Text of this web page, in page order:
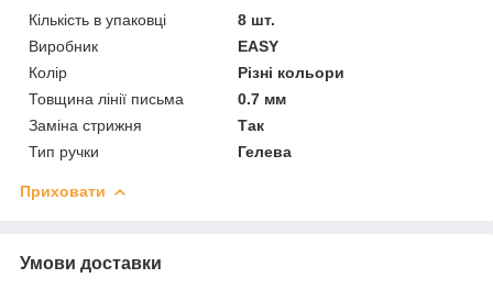
Кількість в упаковці
8 шт.
Виробник
EASY
Колір
Різні кольори
Товщина лінії письма
0.7 мм
Заміна стрижня
Так
Тип ручки
Гелева
Приховати
Умови доставки